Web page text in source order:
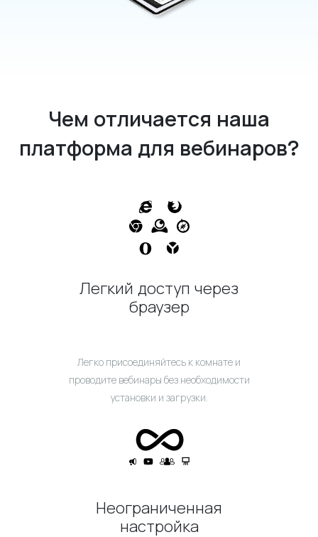
Чем отличается наша
платформа для вебинаров?
Легкий доступ через
браузер
Легко присоединяйтесь к комнате и
проводите вебинары без необходимости
установки и загрузки.
Неограниченная
настройка